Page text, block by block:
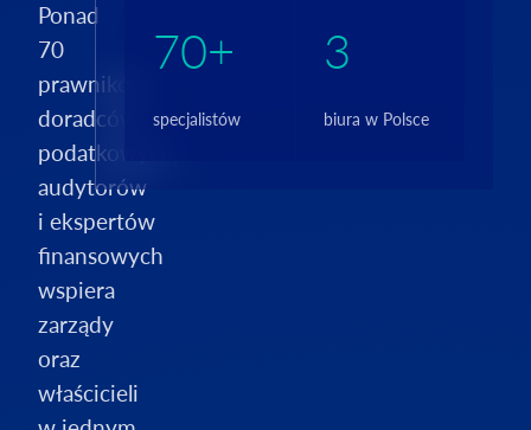
Ponad
70
prawników,
doradców
podatkowych,
audytorów
i ekspertów
finansowych
wspiera
zarządy
oraz
właścicieli
70+
specjalistów
3
biura w Polsce